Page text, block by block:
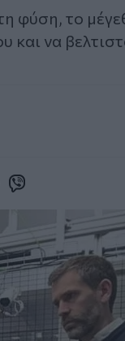
φύση, το
και να